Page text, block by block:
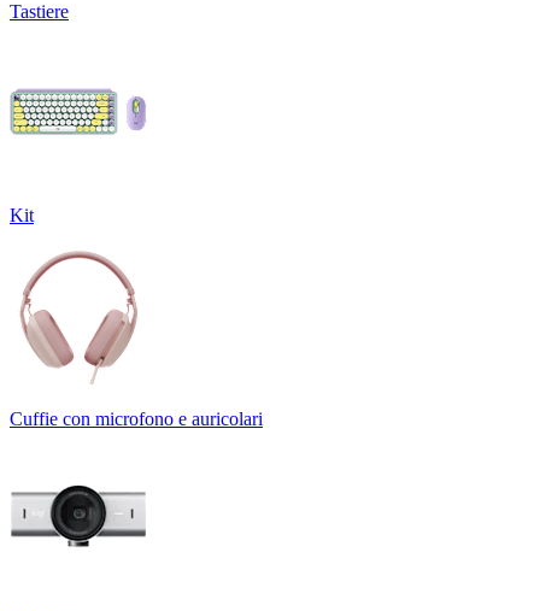
Tastiere
Kit
Cuffie con microfono e auricolari